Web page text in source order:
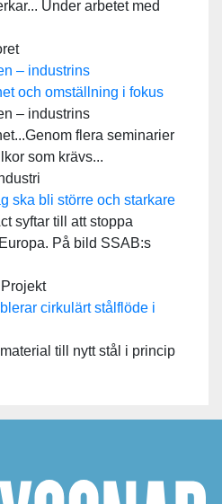
Under arbetet med
– industrins
och omställning i fokus
– industrins
flera seminarier
som krävs...
ska bli större och starkare
syftar till att stoppa
På bild SSAB:s
cirkulärt stålflöde i
till nytt stål i princip